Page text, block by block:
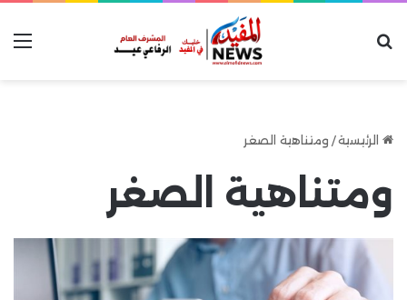
الرئيسية/ ومتناهية الصغر
ومتناهية الصغر